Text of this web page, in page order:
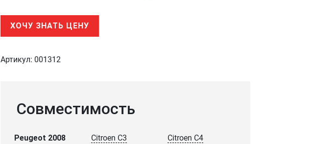
ХОЧУ ЗНАТЬ ЦЕНУ
Артикул: 001312
Совместимость
Peugeot 2008 Citroen C3 Citroen C4